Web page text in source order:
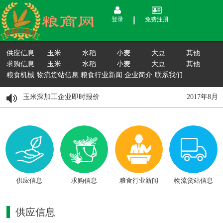
登录 免费注册
供应信息 玉米 水稻 小麦 大豆
其他
求购信息
玉米 水稻 小麦 大豆
其他
粮食机械 物流货站信息 粮食行业新闻 企业简介 联系我们
日国内玉米深加工企业即时报价 2017年8月
供应信息 求购信息 粮食行业新闻 物流货站信息
供应信息